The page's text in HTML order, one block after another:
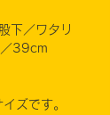
下／ワタリ
39cm
ズです。